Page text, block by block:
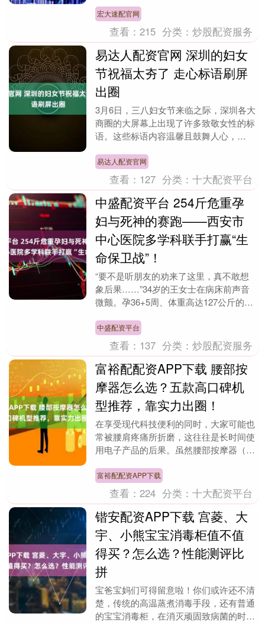
姨被确诊为阿....
宏大速配官网
查看：215 分类：炒股配资服务
易达人配资官网 深圳的妇女
节祝福太夯了 走心标语刷屏
出圈
3月6日，三八妇女节来临之际，深圳各大
商圈的大屏幕上出现了许多致敬女性的标
语。这些标语内容温馨且鼓舞人心，
就很强”和“三百六....
易达人配资官网
查看： 127 分类：十大配资平台
中盛配资平台 254斤危重孕
妇与死神的赛跑——西安市
中心医院多学科联手打赢“生
命保卫战”！
“要不是听朋友的劝来了这里，真不敢想
象后果……”34岁的王女士在病床前声音
微颤。孕36+5周、体重高达127公斤的
同....
中盛配资平台
查看： 137 分类：炒股配资服务
富裕配配资APP下载 腰部按
摩器怎么选？五款高口碑机
型推荐，靠实力出圈！
在享受现代科技便利的同时，大家可能也
常被腰肩疼痛所折磨，这往往是长时间使
用电子产品的后果。虽然腰部按摩器（又
的辅助工具，但腰....
富裕配配资APP下载
查看：224 分类：十大配资平台
锴安配资APP下载 宫菱、大
宇、小熊宝宝消毒柜值不值
得买？怎么选？性能测评比
拼
宝爸宝妈们可得留意啦！你们或许还不清
楚，传统的高温蒸煮消毒手段，还有普通
的宝宝消毒柜，在消灭顽固致病菌的时